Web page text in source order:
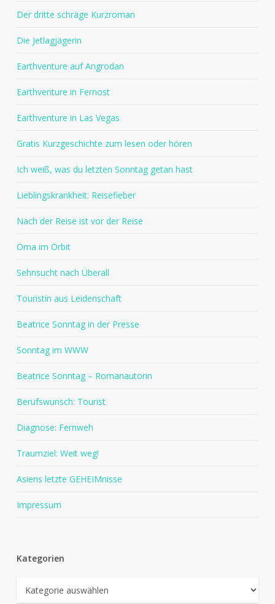
Der dritte schräge Kurzroman
Die Jetlagjägerin
Earthventure auf Angrodan
Earthventure in Fernost
Earthventure in Las Vegas
Gratis Kurzgeschichte zum lesen oder hören
Ich weiß, was du letzten Sonntag getan hast
Lieblingskrankheit: Reisefieber
Nach der Reise ist vor der Reise
Oma im Orbit
Sehnsucht nach Überall
Touristin aus Leidenschaft
Beatrice Sonntag in der Presse
Sonntag im WWW
Beatrice Sonntag – Romanautorin
Berufswunsch: Tourist
Diagnose: Fernweh
Traumziel: Weit weg!
Asiens letzte GEHEIMnisse
Impressum
Kategorien
Kategorien